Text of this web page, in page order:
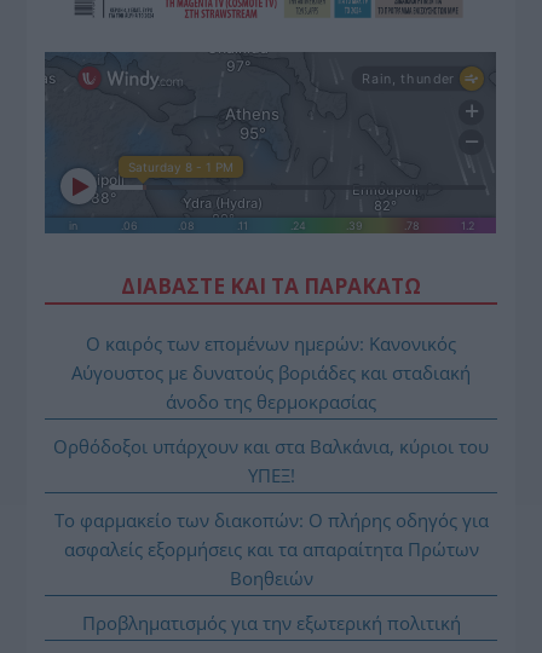
ΔΙΑΒΑΣΤΕ ΚΑΙ ΤΑ ΠΑΡΑΚΑΤΩ
Ο καιρός των επομένων ημερών: Κανονικός
Αύγουστος με δυνατούς βοριάδες και σταδιακή
άνοδο της θερμοκρασίας
Ορθόδοξοι υπάρχουν και στα Βαλκάνια, κύριοι του
ΥΠΕΞ!
Το φαρμακείο των διακοπών: Ο πλήρης οδηγός για
ασφαλείς εξορμήσεις και τα απαραίτητα Πρώτων
Βοηθειών
Προβληματισμός για την εξωτερική πολιτική